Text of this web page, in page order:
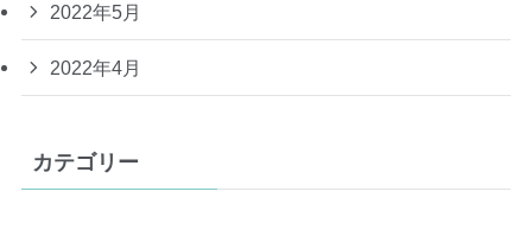
2022年5月
2022年4月
カテゴリー